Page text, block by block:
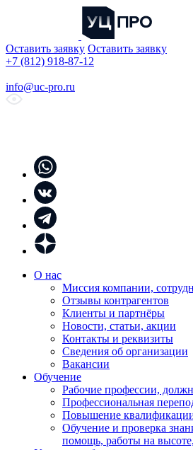
Оставить заявку Оставить заявку
+7 (812) 918-87-12
info@uc-pro.ru
О нас
Миссия компании,
Отзывы контрагентов
Клиенты и партнёры
Новости, статьи, акции
Контакты и реквизиты
Сведения об организации
Вакансии
Обучение
Рабочие профессии,
Профессиональная
Повышение
Обучение и проверка
помощь, работы на